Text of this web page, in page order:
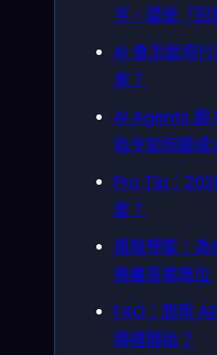
字，還是「回
AI 會怎麼用
來？
AI Agents 跟
指令如何變成
Pro Tip：
麼？
風險預警：為
推離答案席位
FAQ：想用
哪裡開始？